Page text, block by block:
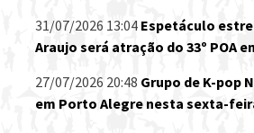
31/07/2026 13:04 Espetáculo
Araujo será atração do 33º POA
27/07/2026 20:48 Grupo de K-pop
em Porto Alegre nesta sexta-